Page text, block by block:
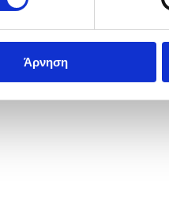
Άρνηση
action during her women's